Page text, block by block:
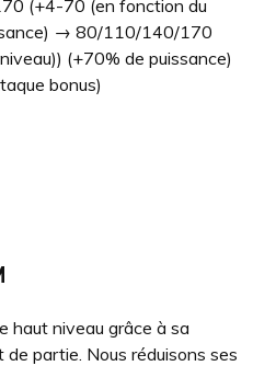
(+4-70 (en fonction du
→ 80/110/140/170
(+70% de puissance)
bonus)
haut niveau grâce à sa
partie. Nous réduisons ses